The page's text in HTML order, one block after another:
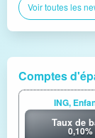
Voir toutes les
Comptes
ING,
Taux de
0,10%